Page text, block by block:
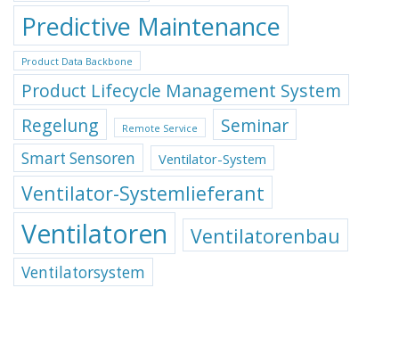
Predictive Maintenance
Product Data Backbone
Product Lifecycle Management System
Regelung
Remote Service Seminar
Smart Sensoren Ventilator-System
Ventilator-Systemlieferant
Ventilatoren Ventilatorenbau
Ventilatorsystem